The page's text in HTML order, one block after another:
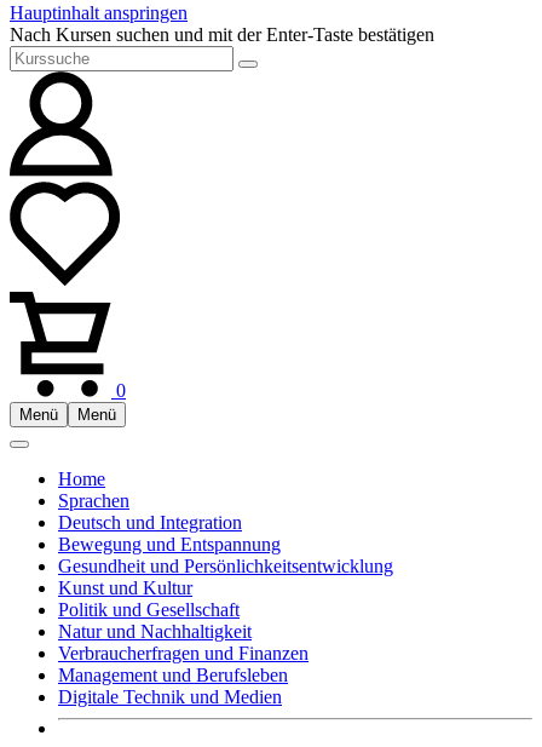
Hauptinhalt anspringen
Nach Kursen suchen und mit der Enter-Taste bestätigen
0
Menü Menü
Home
Sprachen
Deutsch und Integration
Bewegung und Entspannung
Gesundheit und Persönlichkeitsentwicklung
Kunst und Kultur
Politik und Gesellschaft
Natur und Nachhaltigkeit
Verbraucherfragen und Finanzen
Management und Berufsleben
Digitale Technik und Medien